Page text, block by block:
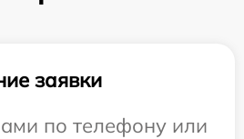
заявки
по телефону или